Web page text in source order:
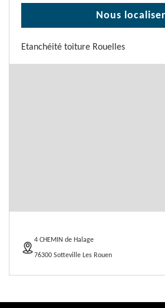
Nous localiser
Etanchéité toiture Rouelles
4 CHEMIN de Halage
76300 Sotteville Les Rouen